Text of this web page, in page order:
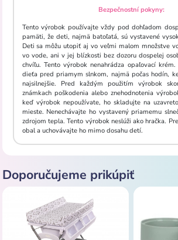
Bezpečnostní pokyny:
Tento výrobok používajte vždy pod dohľadom
pamäti, že deti, najmä batoľatá, sú vystavené
Deti sa môžu utopiť aj vo veľmi malom množstve
vo vode, ani v jej blízkosti bez dozoru dospelej
chvíľu. Tento výrobok nenahrádza opaľovací
dieťa pred priamym slnkom, najmä počas hodín,
najsilnejšie. Pred každým použitím výrobok
známkach poškodenia alebo znehodnotenia
keď výrobok nepoužívate, ho skladujte na
mieste. Nenechávajte ho vystavený priamemu
zdrojom tepla. Tento výrobok neslúži ako hračka.
obal a uchovávajte ho mimo dosahu detí.
Doporučujeme prikúpiť